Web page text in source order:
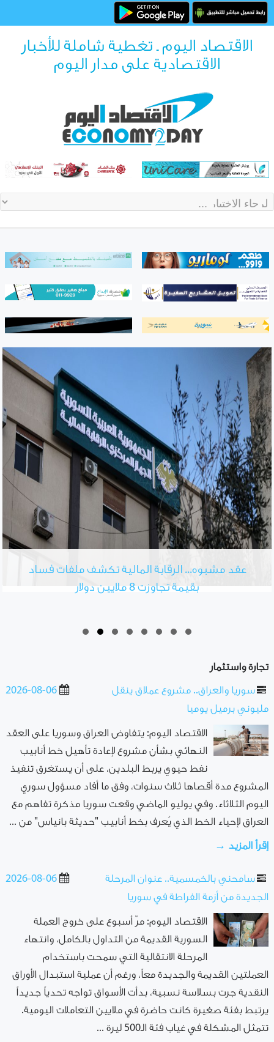
الاقتصاد اليوم ـ تغطية شاملة للأخبار
الاقتصادية على مدار اليوم
عقد مشبوه... الرقابة المالية تكشف ملفات فساد
بقيمة تجاوزت 8 ملايين دولار
تجارة واستثمار
2026-08-06
سوريا والعراق.. مشروع عملاق ينقل
مليوني برميل يوميا
الاقتصاد اليوم: يتفاوض العراق وسوريا على العقد
النهائي بشأن مشروع لإعادة تأهيل خط أنابيب
نفط حيوي يربط البلدين، على أن يستغرق تنفيذ
المشروع مدة أقصاها ثلاث سنوات، وفق ما أفاد مسؤول سوري
اليوم الثلاثاء. وفي يوليو الماضي وقعت سوريا مذكرة تفاهم مع
العراق لإحياء الخط الذي يُعرف بخط أنابيب "حديثة بانياس" من ...
إقرأ المزيد →
2026-08-06
سامحني بالخمسمية.. عنوان المرحلة
الجديدة من أزمة الفراطة في سوريا
الاقتصاد اليوم: مرّ أسبوع على خروج العملة
السورية القديمة من التداول بالكامل، وانتهاء
المرحلة الانتقالية التي سمحت باستخدام
العملتين القديمة والجديدة معاً، ورغم أن عملية استبدال الأوراق
النقدية جرت بسلاسة نسبية، بدأت الأسواق تواجه تحدياً جديداً
يرتبط بفئة صغيرة كانت حاضرة في ملايين التعاملات اليومية.
تتمثل المشكلة في غياب فئة الـ500 ليرة ...